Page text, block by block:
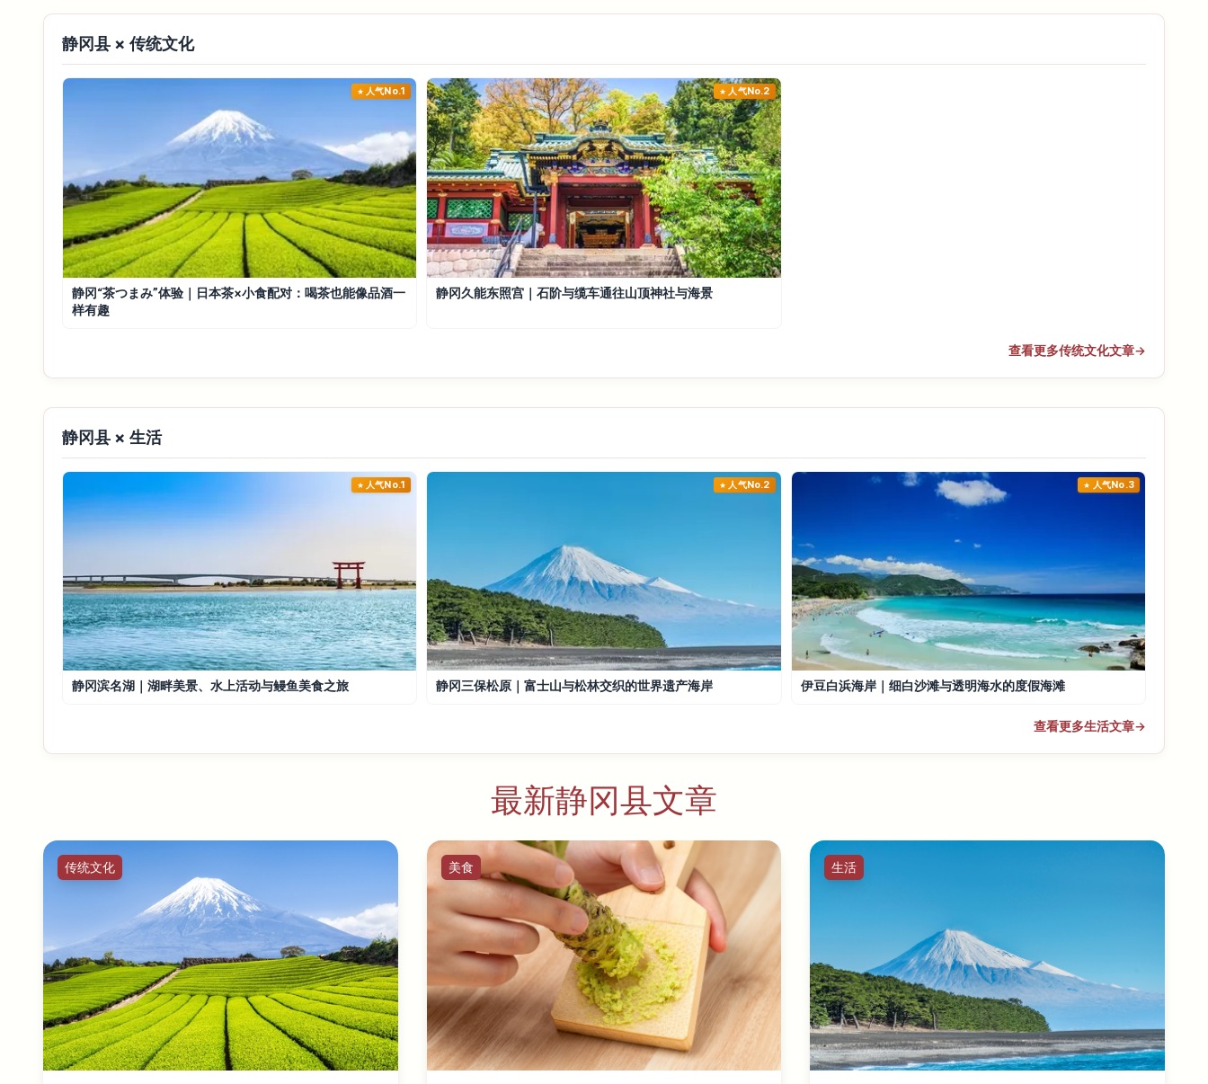
静冈县 × 传统文化
人气No.1
静冈“茶つまみ”体验｜日本茶×小食配对：喝茶也能像品酒一
样有趣
人气No.2
静冈久能东照宫｜石阶与缆车通往山顶神社与海景
查看更多传统文化文章→
静冈县 × 生活
人气No.1
静冈滨名湖｜湖畔美景、水上活动与鳗鱼美食之旅
人气No.2
静冈三保松原｜富士山与松林交织的世界遗产海岸
人气No.3
伊豆白浜海岸｜细白沙滩与透明海水的度假海滩
查看更多生活文章→
最新静冈县文章
传统文化 美食 生活